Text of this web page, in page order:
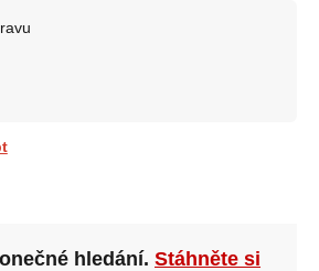
hledání. Stáhněte si